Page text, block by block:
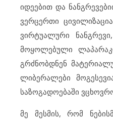
იდეებით და
ვერცერთი
ვირტუალური
მოყოლებული
გრძნობდნენ
ლიბერალები
საზოგადოებაში
მე მესმის, რომ